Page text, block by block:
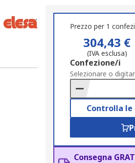
Prezzo per 1
304,43 €
(IVA esclusa)
Add
to
Basket
Confezione/i
Selezionare o
Controlla le
Consegna